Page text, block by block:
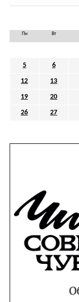
Пн Вт
5 6
12 13
19 20
26 27